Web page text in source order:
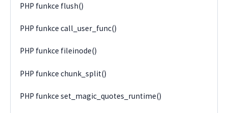
PHP funkce flush()
PHP funkce call_user_func()
PHP funkce fileinode()
PHP funkce chunk_split()
PHP funkce set_magic_quotes_runtime()